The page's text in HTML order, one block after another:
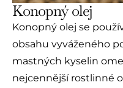
Konopný olej
Konopný olej se
obsahu vyváženého
mastných kyselin
nejcennější rostlinné